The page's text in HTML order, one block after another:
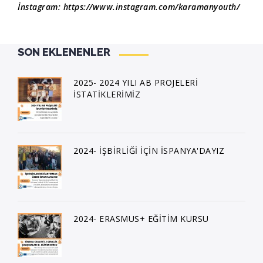
İnstagram: https://www.instagram.com/karamanyouth/
SON EKLENENLER
2025- 2024 YILI AB PROJELERİ
İSTATİKLERİMİZ
2024- İŞBİRLİĞİ İÇİN İSPANYA'DAYIZ
2024- ERASMUS+ EĞİTİM KURSU